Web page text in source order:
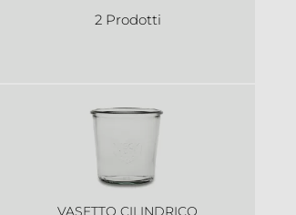
2 Prodotti
VASETTO CILINDRICO